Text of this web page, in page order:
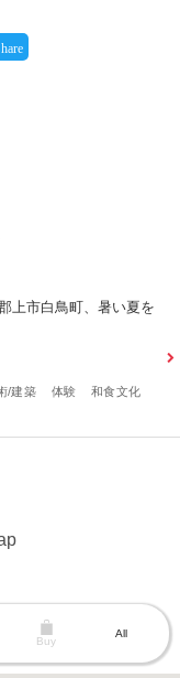
上市白鳥町、暑い夏を
/建築 体験
和食文化
Buy
All